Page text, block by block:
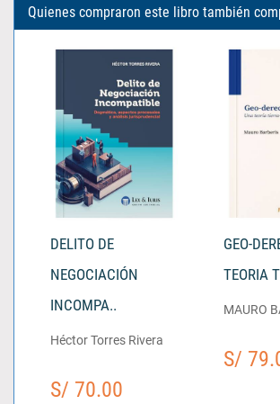
Quienes compraron este libro también
DELITO DE
NEGOCIACIÓN
INCOMPA..
Héctor Torres Rivera
S/ 70.00
GEO-
TEORIA
MAURO
S/